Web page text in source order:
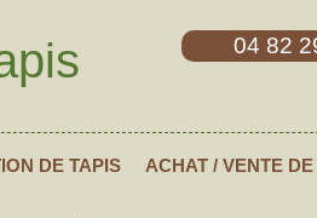
04 82
DE TAPIS ACHAT / VENTE DE